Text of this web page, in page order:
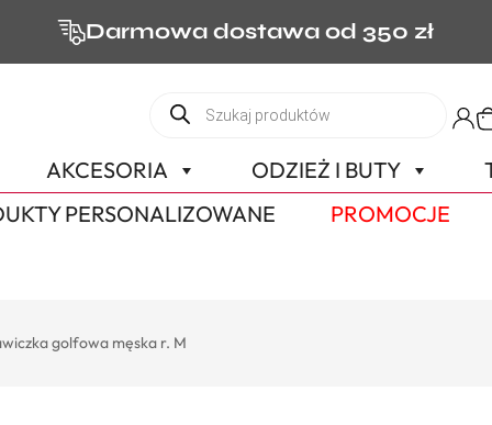
Darmowa dostawa od 350 zł
AKCESORIA ODZIEŻ I BUTY
PERSONALIZOWANE
PROMOCJE
golfowa męska r. M